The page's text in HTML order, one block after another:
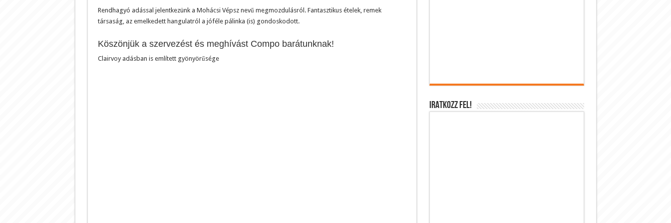
Rendhagyó adással jelentkezünk a Mohácsi Vépsz nevű megmozdulásról. Fantasztikus ételek, remek
társaság, az emelkedett hangulatról a jóféle pálinka (is) gondoskodott.
Köszönjük a szervezést és meghívást Compo barátunknak!
Clairvoy adásban is említett gyönyörűsége
IRATKOZZ FEL!